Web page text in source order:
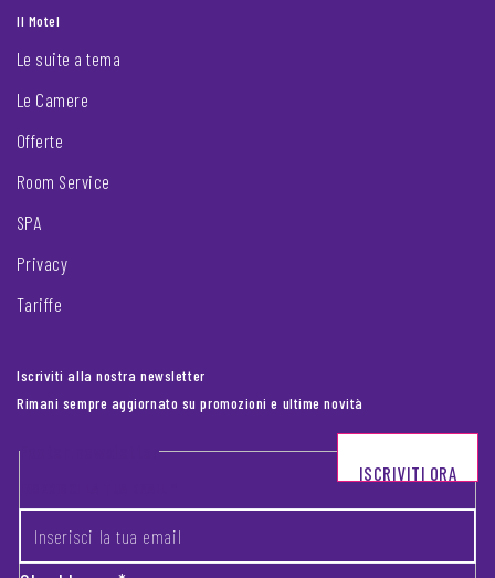
Il Motel
Le suite a tema
Le Camere
Offerte
Room Service
SPA
Privacy
Tariffe
Iscriviti alla nostra newsletter
Rimani sempre aggiornato su promozioni e ultime novità
Footer newsletter
ISCRIVITI ORA